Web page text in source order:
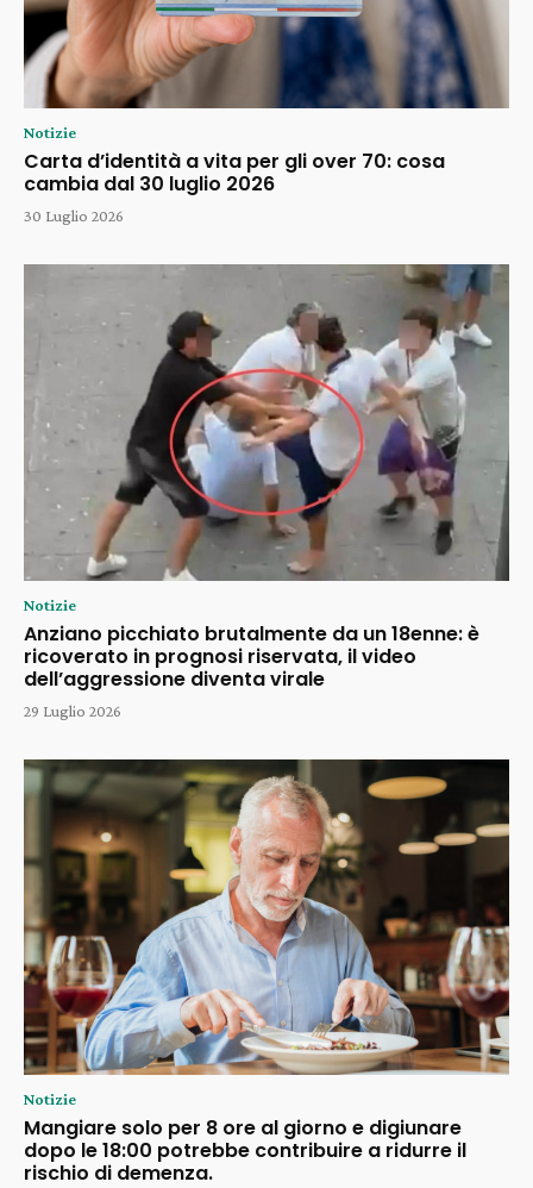
Notizie
Carta d’identità a vita per gli over 70: cosa
cambia dal 30 luglio 2026
30 Luglio 2026
Notizie
Anziano picchiato brutalmente da un 18enne: è
ricoverato in prognosi riservata, il video
dell’aggressione diventa virale
29 Luglio 2026
Notizie
Mangiare solo per 8 ore al giorno e digiunare
dopo le 18:00 potrebbe contribuire a ridurre il
rischio di demenza.